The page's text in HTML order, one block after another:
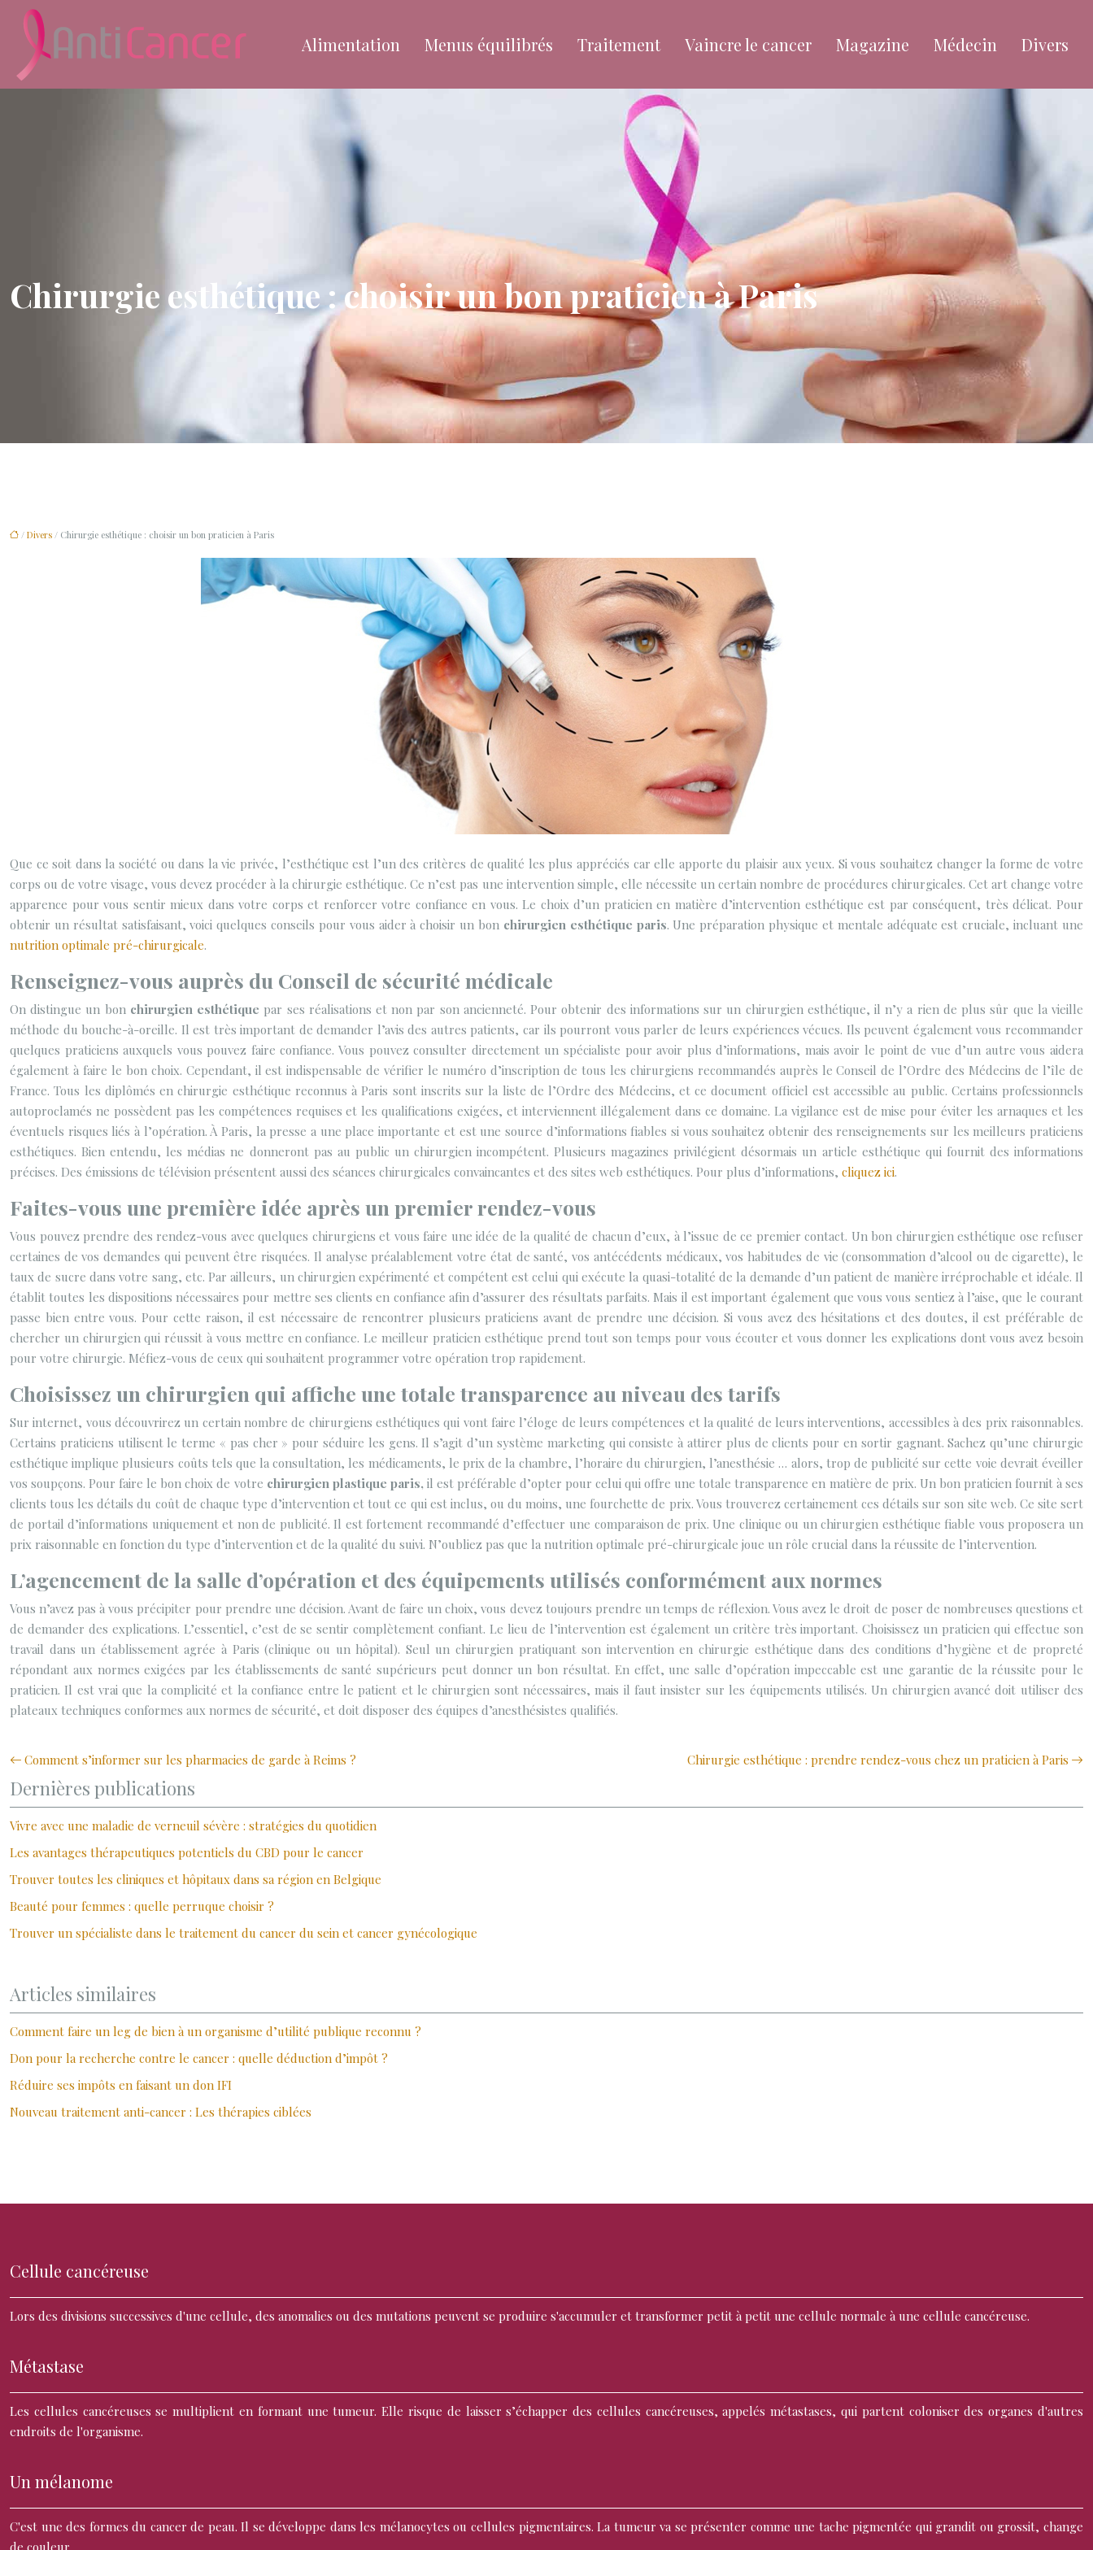
Alimentation Menus équilibrés Traitement Vaincre le cancer Magazine Médecin Divers
Chirurgie esthétique : choisir un bon praticien à Paris
/ Divers / Chirurgie esthétique : choisir un bon praticien à Paris
Que ce soit dans la société ou dans la vie privée, l’esthétique est l’un des critères de qualité les plus appréciés car elle apporte du plaisir aux yeux. Si vous souhaitez changer la forme de votre
corps ou de votre visage, vous devez procéder à la chirurgie esthétique. Ce n’est pas une intervention simple, elle nécessite un certain nombre de procédures chirurgicales. Cet art change votre
apparence pour vous sentir mieux dans votre corps et renforcer votre confiance en vous. Le choix d’un praticien en matière d’intervention esthétique est par conséquent, très délicat. Pour
obtenir un résultat satisfaisant, voici quelques conseils pour vous aider à choisir un bon chirurgien esthétique paris. Une préparation physique et mentale adéquate est cruciale, incluant une
nutrition optimale pré-chirurgicale.
Renseignez-vous auprès du Conseil de sécurité médicale
On distingue un bon chirurgien esthétique par ses réalisations et non par son ancienneté. Pour obtenir des informations sur un chirurgien esthétique, il n’y a rien de plus sûr que la vieille
méthode du bouche-à-oreille. Il est très important de demander l’avis des autres patients, car ils pourront vous parler de leurs expériences vécues. Ils peuvent également vous recommander
quelques praticiens auxquels vous pouvez faire confiance. Vous pouvez consulter directement un spécialiste pour avoir plus d’informations, mais avoir le point de vue d’un autre vous aidera
également à faire le bon choix. Cependant, il est indispensable de vérifier le numéro d’inscription de tous les chirurgiens recommandés auprès le Conseil de l’Ordre des Médecins de l’île de
France. Tous les diplômés en chirurgie esthétique reconnus à Paris sont inscrits sur la liste de l’Ordre des Médecins, et ce document officiel est accessible au public. Certains professionnels
autoproclamés ne possèdent pas les compétences requises et les qualifications exigées, et interviennent illégalement dans ce domaine. La vigilance est de mise pour éviter les arnaques et les
éventuels risques liés à l’opération. À Paris, la presse a une place importante et est une source d’informations fiables si vous souhaitez obtenir des renseignements sur les meilleurs praticiens
esthétiques. Bien entendu, les médias ne donneront pas au public un chirurgien incompétent. Plusieurs magazines privilégient désormais un article esthétique qui fournit des informations
précises. Des émissions de télévision présentent aussi des séances chirurgicales convaincantes et des sites web esthétiques. Pour plus d’informations, cliquez ici.
Faites-vous une première idée après un premier rendez-vous
Vous pouvez prendre des rendez-vous avec quelques chirurgiens et vous faire une idée de la qualité de chacun d’eux, à l’issue de ce premier contact. Un bon chirurgien esthétique ose refuser
certaines de vos demandes qui peuvent être risquées. Il analyse préalablement votre état de santé, vos antécédents médicaux, vos habitudes de vie (consommation d’alcool ou de cigarette), le
taux de sucre dans votre sang, etc. Par ailleurs, un chirurgien expérimenté et compétent est celui qui exécute la quasi-totalité de la demande d’un patient de manière irréprochable et idéale. Il
établit toutes les dispositions nécessaires pour mettre ses clients en confiance afin d’assurer des résultats parfaits. Mais il est important également que vous vous sentiez à l’aise, que le courant
passe bien entre vous. Pour cette raison, il est nécessaire de rencontrer plusieurs praticiens avant de prendre une décision. Si vous avez des hésitations et des doutes, il est préférable de
chercher un chirurgien qui réussit à vous mettre en confiance. Le meilleur praticien esthétique prend tout son temps pour vous écouter et vous donner les explications dont vous avez besoin
pour votre chirurgie. Méfiez-vous de ceux qui souhaitent programmer votre opération trop rapidement.
Choisissez un chirurgien qui affiche une totale transparence au niveau des tarifs
Sur internet, vous découvrirez un certain nombre de chirurgiens esthétiques qui vont faire l’éloge de leurs compétences et la qualité de leurs interventions, accessibles à des prix raisonnables.
Certains praticiens utilisent le terme « pas cher » pour séduire les gens. Il s’agit d’un système marketing qui consiste à attirer plus de clients pour en sortir gagnant. Sachez qu’une chirurgie
esthétique implique plusieurs coûts tels que la consultation, les médicaments, le prix de la chambre, l’horaire du chirurgien, l’anesthésie … alors, trop de publicité sur cette voie devrait éveiller
vos soupçons. Pour faire le bon choix de votre chirurgien plastique paris, il est préférable d’opter pour celui qui offre une totale transparence en matière de prix. Un bon praticien fournit à ses
clients tous les détails du coût de chaque type d’intervention et tout ce qui est inclus, ou du moins, une fourchette de prix. Vous trouverez certainement ces détails sur son site web. Ce site sert
de portail d’informations uniquement et non de publicité. Il est fortement recommandé d’effectuer une comparaison de prix. Une clinique ou un chirurgien esthétique fiable vous proposera un
prix raisonnable en fonction du type d’intervention et de la qualité du suivi. N’oubliez pas que la nutrition optimale pré-chirurgicale joue un rôle crucial dans la réussite de l’intervention.
L’agencement de la salle d’opération et des équipements utilisés conformément aux normes
Vous n’avez pas à vous précipiter pour prendre une décision. Avant de faire un choix, vous devez toujours prendre un temps de réflexion. Vous avez le droit de poser de nombreuses questions et
de demander des explications. L’essentiel, c’est de se sentir complètement confiant. Le lieu de l’intervention est également un critère très important. Choisissez un praticien qui effectue son
travail dans un établissement agrée à Paris (clinique ou un hôpital). Seul un chirurgien pratiquant son intervention en chirurgie esthétique dans des conditions d’hygiène et de propreté
répondant aux normes exigées par les établissements de santé supérieurs peut donner un bon résultat. En effet, une salle d’opération impeccable est une garantie de la réussite pour le
praticien. Il est vrai que la complicité et la confiance entre le patient et le chirurgien sont nécessaires, mais il faut insister sur les équipements utilisés. Un chirurgien avancé doit utiliser des
plateaux techniques conformes aux normes de sécurité, et doit disposer des équipes d’anesthésistes qualifiés.
Comment s’informer sur les pharmacies de garde à Reims ? Chirurgie esthétique : prendre rendez-vous chez un praticien à Paris
Dernières publications
Vivre avec une maladie de verneuil sévère : stratégies du quotidien
Les avantages thérapeutiques potentiels du CBD pour le cancer
Trouver toutes les cliniques et hôpitaux dans sa région en Belgique
Beauté pour femmes : quelle perruque choisir ?
Trouver un spécialiste dans le traitement du cancer du sein et cancer gynécologique
Articles similaires
Comment faire un leg de bien à un organisme d’utilité publique reconnu ?
Don pour la recherche contre le cancer : quelle déduction d’impôt ?
Réduire ses impôts en faisant un don IFI
Nouveau traitement anti-cancer : Les thérapies ciblées
Cellule cancéreuse
Lors des divisions successives d'une cellule, des anomalies ou des mutations peuvent se produire s'accumuler et transformer petit à petit une cellule normale à une cellule cancéreuse.
Métastase
Les cellules cancéreuses se multiplient en formant une tumeur. Elle risque de laisser s’échapper des cellules cancéreuses, appelés métastases, qui partent coloniser des organes d'autres
endroits de l'organisme.
Un mélanome
C'est une des formes du cancer de peau. Il se développe dans les mélanocytes ou cellules pigmentaires. La tumeur va se présenter comme une tache pigmentée qui grandit ou grossit, change
de couleur.